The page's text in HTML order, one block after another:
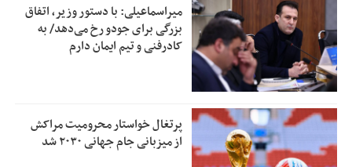
میراسماعیلی: با دستور وزیر، اتفاق
بزرگی برای جودو رخ می‌دهد/ به
کادرفنی و تیم ایمان دارم
پرتغال خواستار محرومیت مراکش
از میزبانی جام جهانی ۲۰۳۰ شد